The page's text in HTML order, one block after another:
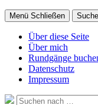
Menü Schließen
Über diese Seite
Über mich
Rundgänge
Datenschutz
Impressum
Suche